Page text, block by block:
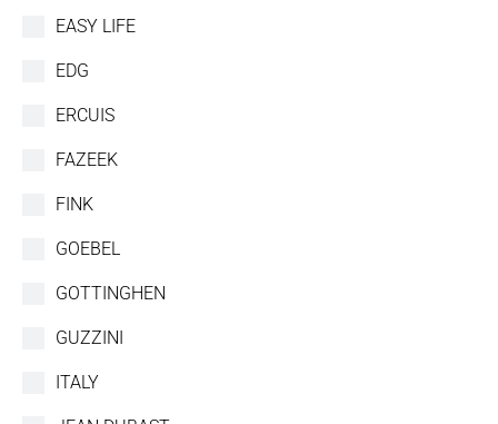
EASY LIFE
EDG
ERCUIS
FAZEEK
FINK
GOEBEL
GOTTINGHEN
GUZZINI
ITALY